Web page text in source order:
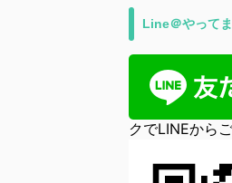
Line＠やって
クでLINEから